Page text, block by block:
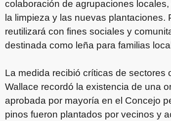
colaboración de agrupaciones
la limpieza y las nuevas plantaciones.
reutilizará con fines sociales y
destinada como leña para familias
La medida recibió críticas de sectores
Wallace recordó la existencia de una
aprobada por mayoría en el Concejo
pinos fueron plantados por vecinos y